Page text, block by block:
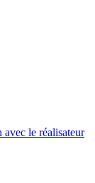
le réalisateur